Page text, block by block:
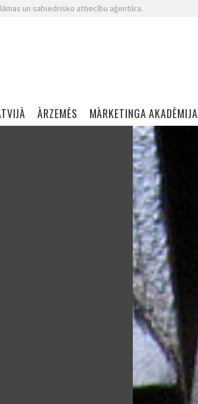
un sabiedrisko attiecību aģentūra.
ĀRZEMĒS MĀRKETINGA AKADĒMIJA